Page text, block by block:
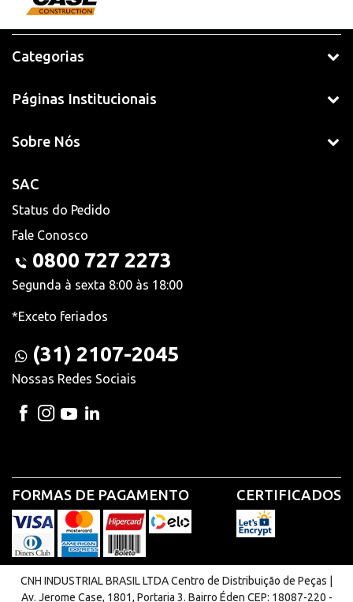
Categorias
Páginas Institucionais
Sobre Nós
SAC
Status do Pedido
Fale Conosco
0800 727 2273
Segunda à sexta 8:00 às 18:00
*Exceto feriados
(31) 2107-2045
Nossas Redes Sociais
FORMAS DE PAGAMENTO CERTIFICADOS
CNH INDUSTRIAL BRASIL LTDA Centro de Distribuição de Peças |
Av. Jerome Case, 1801, Portaria 3. Bairro Éden CEP: 18087-220 -